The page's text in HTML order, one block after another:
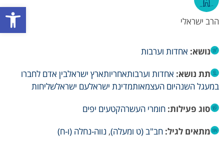
פתח הרב ישראלי
נושא: אחדות וערבות
תת נושא: אחדות וערבותאחריותארץ ישראלבין אדם לחברו
במעגל השנהיום העצמאותמדינת ישראלעם ישראלשליחות
סוג פעילות: חומרי העשרהקטעים יפים
מתאים לגיל: חב"ב (ט ומעלה), נווה-נחלה (ו-ח)